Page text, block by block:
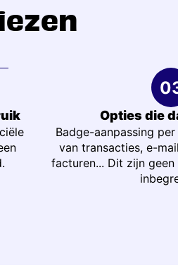
Opties die
Badge-aanpassing
van transacties, e-
facturen... Dit zijn